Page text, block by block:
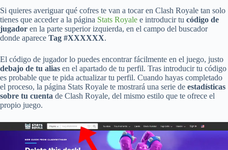
Si quieres averiguar qué cofres te van a tocar en Clash Royale tan solo
tienes que acceder a la página Stats Royale e introducir tu código de
jugador en la parte superior izquierda, en el campo del buscador
donde aparece Tag #XXXXXX.
El código de jugador lo puedes encontrar fácilmente en el juego, justo
debajo de tu alias en el apartado de tu perfil. Tras introducir tu código
es probable que te pida actualizar tu perfil. Cuando hayas completado
el proceso, la página Stats Royale te mostrará una serie de estadísticas
sobre tu cuenta de Clash Royale, del mismo estilo que te ofrece el
propio juego.